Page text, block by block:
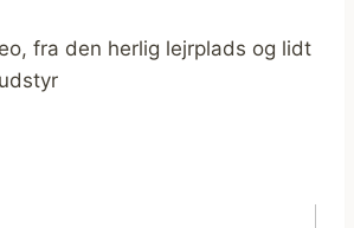
fra den herlig lejrplads og lidt